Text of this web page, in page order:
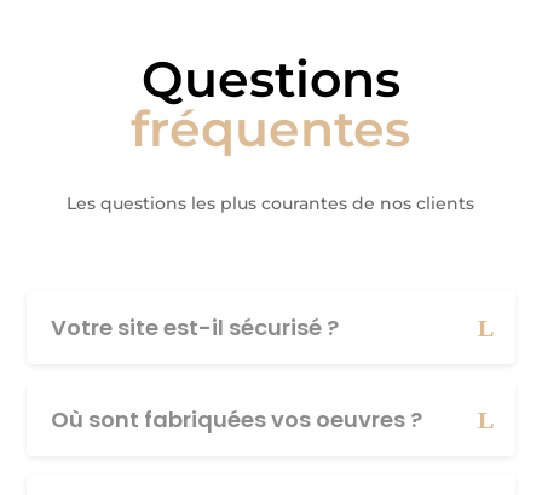
Questions
fréquentes
Les questions les plus courantes de nos clients
Votre site est-il sécurisé ?
Où sont fabriquées vos oeuvres ?